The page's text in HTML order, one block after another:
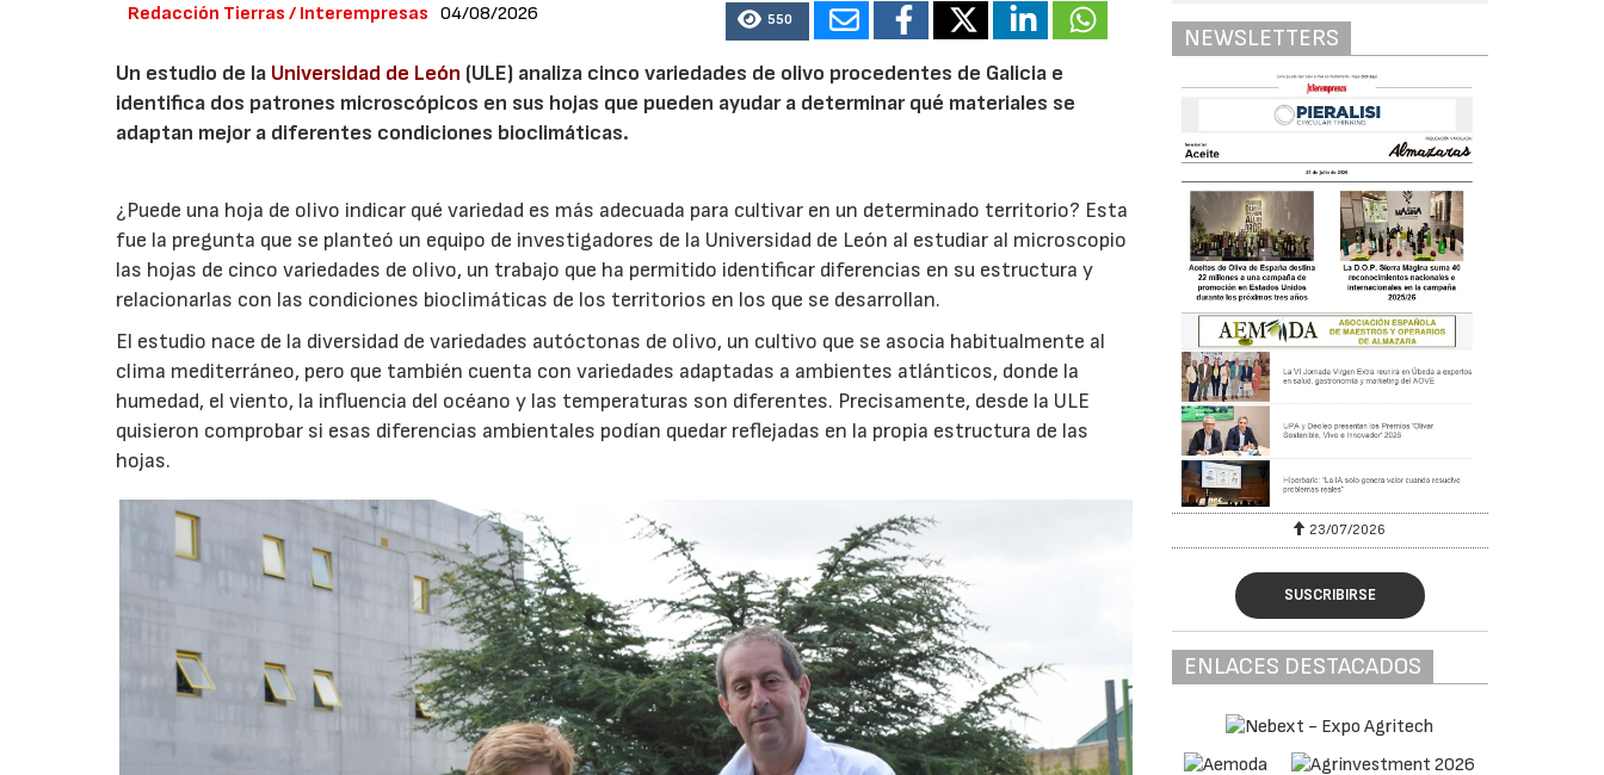
Redacción Tierras / Interempresas 04/08/2026 550
Un estudio de la Universidad de León (ULE) analiza cinco variedades de olivo procedentes de Galicia e
identifica dos patrones microscópicos en sus hojas que pueden ayudar a determinar qué materiales se
adaptan mejor a diferentes condiciones bioclimáticas.
¿Puede una hoja de olivo indicar qué variedad es más adecuada para cultivar en un determinado territorio? Esta
fue la pregunta que se planteó un equipo de investigadores de la Universidad de León al estudiar al microscopio
las hojas de cinco variedades de olivo, un trabajo que ha permitido identificar diferencias en su estructura y
relacionarlas con las condiciones bioclimáticas de los territorios en los que se desarrollan.
El estudio nace de la diversidad de variedades autóctonas de olivo, un cultivo que se asocia habitualmente al
clima mediterráneo, pero que también cuenta con variedades adaptadas a ambientes atlánticos, donde la
humedad, el viento, la influencia del océano y las temperaturas son diferentes. Precisamente, desde la ULE
quisieron comprobar si esas diferencias ambientales podían quedar reflejadas en la propia estructura de las
hojas.
NEWSLETTERS
23/07/2026
SUSCRIBIRSE
ENLACES DESTACADOS